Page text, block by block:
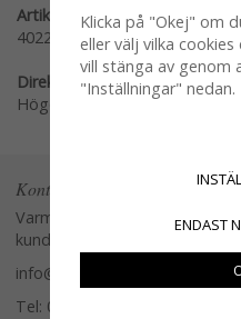
Artikelnummer:
40222
Direktlänk:
Högerklicka och kopiera
Kontakta oss
Varmt välkommen att
kundtjänst.
info@glasverandan.se
Tel: 079-3495968
Klicka på "Okej" om
eller välj vilka
vill stänga av genom
"Inställningar" nedan.
ENDAST